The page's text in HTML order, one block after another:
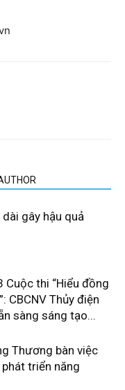
gây hậu quả
thi “Hiểu đồng
CBCNV Thủy điện
sàng sáng tạo...
Thương bàn việc
triển năng